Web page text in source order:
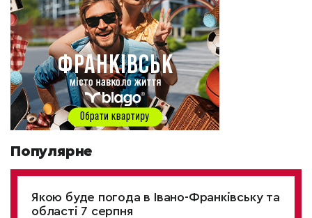
Популярне
Якою буде погода в Івано-Франківську та
області 7 серпня